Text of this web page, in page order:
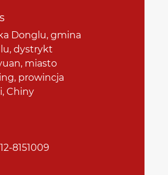
Donglu, gmina
dystrykt
miasto
prowincja
Chiny
8151009